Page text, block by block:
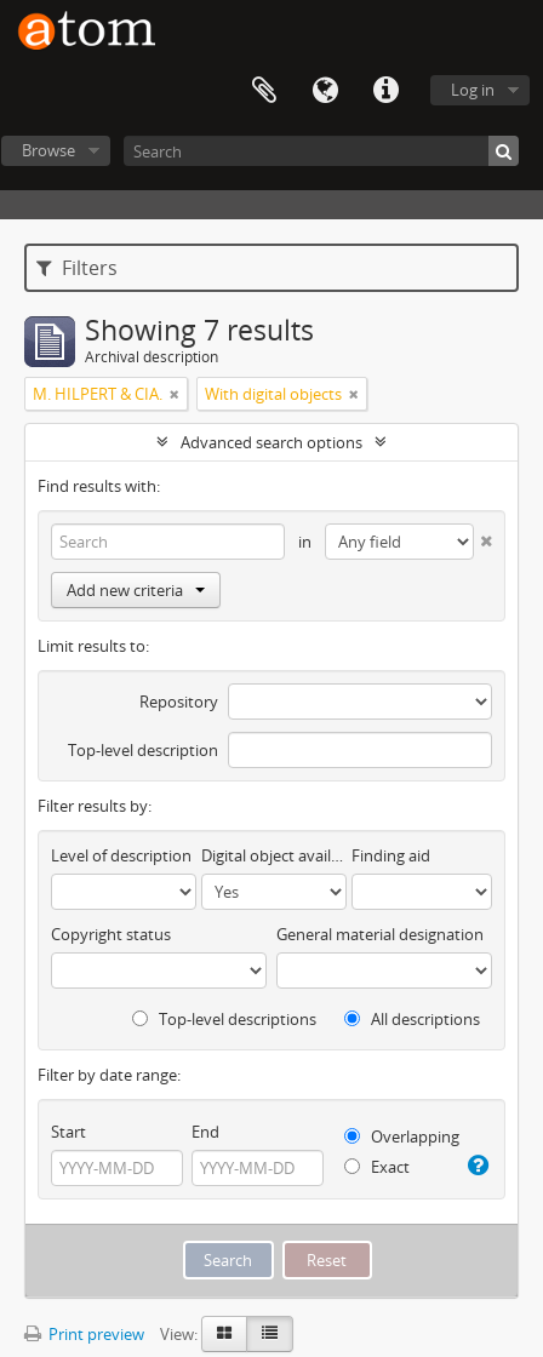
Log in
Browse
Filters
Showing 7 results
Archival description
M. HILPERT & CIA. With digital objects
Advanced search options
Find results with:
in
Add new criteria
Limit results to:
Repository
Top-level description
Filter results by:
Level of description Digital object available Finding aid
Copyright status General material designation
Top-level descriptions All descriptions
Filter by date range:
Start End
Overlapping
Exact
Print preview
View: